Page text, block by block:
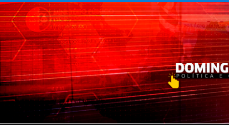
Pular para o conteúdo